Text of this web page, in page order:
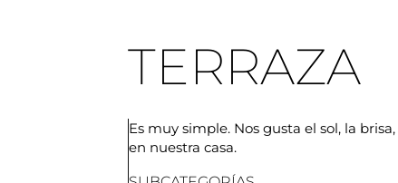
TERRAZA
Es muy simple. Nos gusta el sol, la
en nuestra casa.